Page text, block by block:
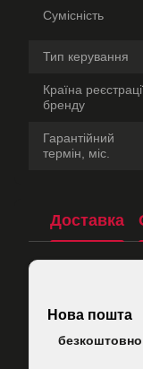
Сумісність
Тип керування
Країна
бренду
Гарантійний
термін, міс.
Доставка
Нова пошта
безкоштовно